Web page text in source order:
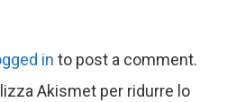
in to post a comment.
Akismet per ridurre lo